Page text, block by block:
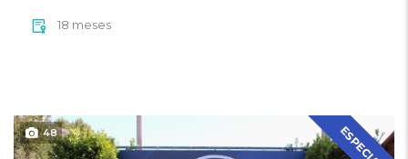
18 meses
ESPECIAL
48